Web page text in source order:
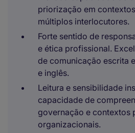
priorização em
múltiplos interlocutores.
Forte sentido de
e ética profissional.
de comunicação escrita
e inglês.
Leitura e sensibilidade
capacidade de
governação e contextos
organizacionais.